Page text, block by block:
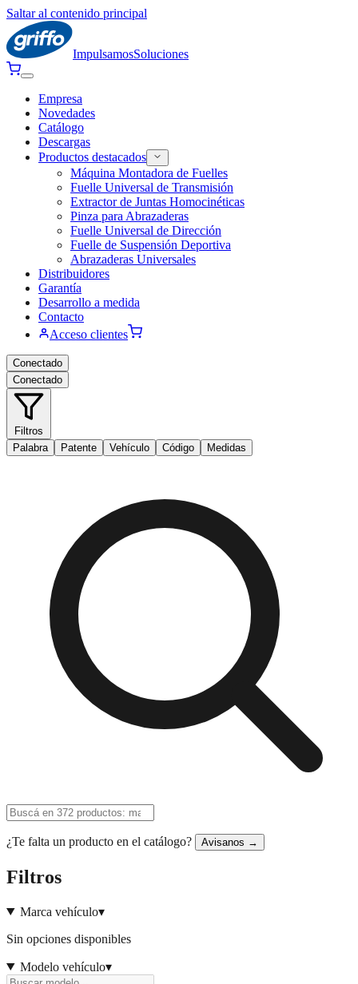
Saltar al contenido principal
ImpulsamosSoluciones
Empresa
Novedades
Catálogo
Descargas
Productos destacados
Máquina Montadora de Fuelles
Fuelle Universal de Transmisión
Extractor de Juntas Homocinéticas
Pinza para Abrazaderas
Fuelle Universal de Dirección
Fuelle de Suspensión Deportiva
Abrazaderas Universales
Distribuidores
Garantía
Desarrollo a medida
Contacto
Acceso clientes
Conectado
Conectado
Filtros
Palabra
Patente Vehículo Código Medidas
¿Te falta un producto en el catálogo? Avisanos →
Filtros
Marca vehículo▾
Sin opciones disponibles
Modelo vehículo▾